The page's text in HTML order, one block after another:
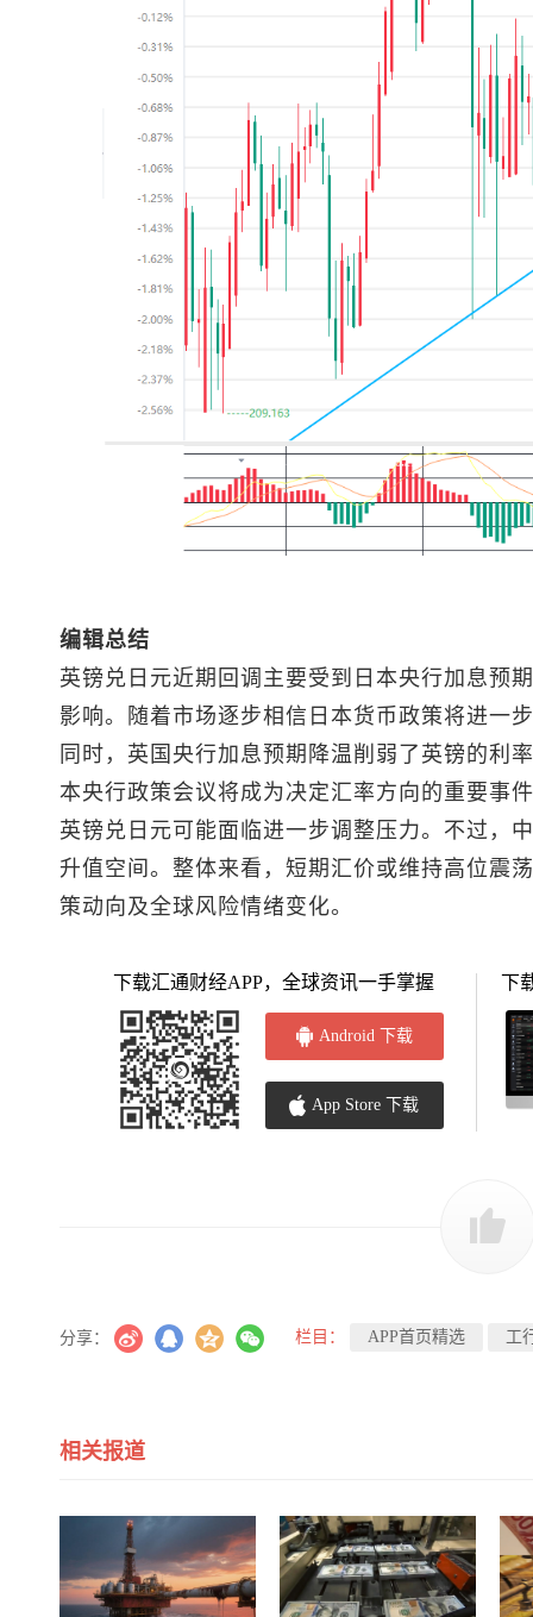
编辑总结
英镑兑日元近期回调主要受到日本央行加息预
影响。随着市场逐步相信日本货币政策将进一
同时，英国央行加息预期降温削弱了英镑的利
本央行政策会议将成为决定汇率方向的重要事
英镑兑日元可能面临进一步调整压力。不过，
升值空间。整体来看，短期汇价或维持高位震
策动向及全球风险情绪变化。
下载汇通财经APP，全球资讯一手掌握
Android 下载
App Store 下载
下
分享： 栏目： APP首页精选 工
相关报道